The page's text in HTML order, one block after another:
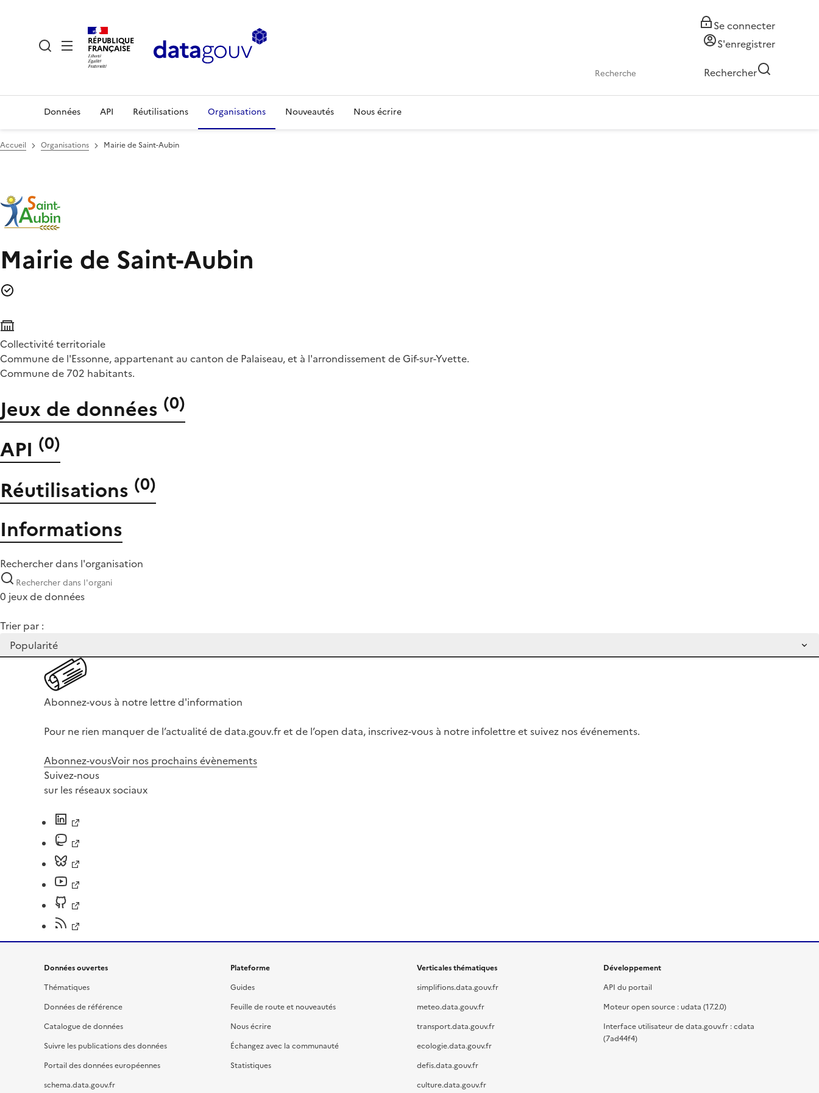
RÉPUBLIQUE
FRANÇAISE
Se connecter
S'enregistrer
Rechercher
Données API Réutilisations Organisations Nouveautés Nous écrire
Accueil Organisations Mairie de Saint-Aubin
Mairie de Saint-Aubin
Collectivité territoriale
Commune de l'Essonne, appartenant au canton de Palaiseau, et à l'arrondissement de Gif-sur-Yvette.
Commune de 702 habitants.
Jeux de données (0)
API (0)
Réutilisations (0)
Informations
Rechercher dans l'organisation
0 jeux de données
Trier par :
Abonnez-vous à notre lettre d'information
Pour ne rien manquer de l’actualité de data.gouv.fr et de l’open data, inscrivez-vous à notre infolettre et suivez nos événements.
Abonnez-vousVoir nos prochains évènements
Suivez-nous
sur les réseaux sociaux
Données ouvertes
Thématiques
Données de référence
Catalogue de données
Suivre les publications des données
Portail des données européennes
schema.data.gouv.fr
Plateforme
Guides
Feuille de route et nouveautés
Nous écrire
Échangez avec la communauté
Statistiques
Verticales thématiques
simplifions.data.gouv.fr
meteo.data.gouv.fr
transport.data.gouv.fr
ecologie.data.gouv.fr
defis.data.gouv.fr
culture.data.gouv.fr
Développement
API du portail
Moteur open source : udata (17.2.0)
Interface utilisateur de data.gouv.fr : cdata
(7ad44f4)